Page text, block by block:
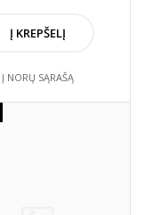
Į KREPŠELĮ
Į NORŲ SĄRAŠĄ